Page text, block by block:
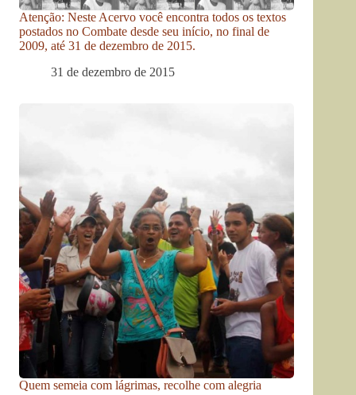
Atenção: Neste Acervo você encontra todos os textos
postados no Combate desde seu início, no final de
2009, até 31 de dezembro de 2015.
31 de dezembro de 2015
Quem semeia com lágrimas, recolhe com alegria